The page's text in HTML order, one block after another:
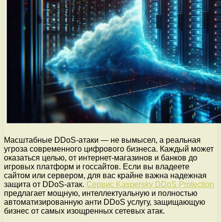
Масштабные DDoS-атаки — не вымысел, а реальная
угроза современного цифрового бизнеса. Каждый может
оказаться целью, от интернет-магазинов и банков до
игровых платформ и госсайтов. Если вы владеете
сайтом или сервером, для вас крайне важна надежная
защита от DDoS-атак. Сервис Kaspersky DDoS Protection
предлагает мощную, интеллектуальную и полностью
автоматизированную анти DDoS услугу, защищающую
бизнес от самых изощренных сетевых атак.